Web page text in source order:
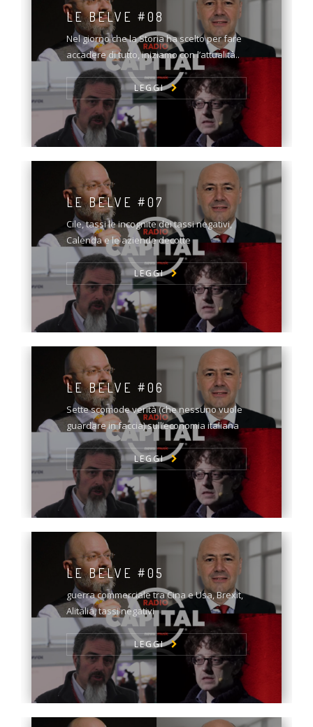
LE BELVE #08
Nel giorno che la Storia ha scelto per fare
accadere di tutto, iniziamo con l’attualità..
LEGGI
LE BELVE #07
Cile, tassi le incognite dei tassi negativi,
Calenda e le aziende decotte
LEGGI
LE BELVE #06
Sette scomode verità (che nessuno vuole
guardare in faccia) sull’economia italiana
LEGGI
LE BELVE #05
guerra commerciale tra Cina e Usa, Brexit,
Alitalia, tassi negativi
LEGGI